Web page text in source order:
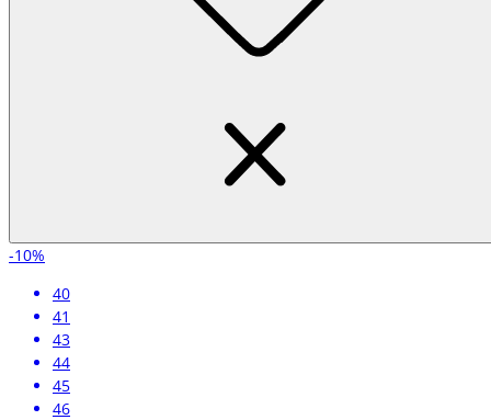
-10%
40
41
43
44
45
46